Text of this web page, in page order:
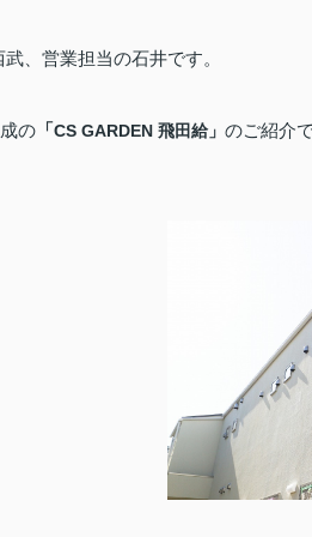
、営業担当の石井です。
の 「CS GARDEN 飛田給」 のご紹介